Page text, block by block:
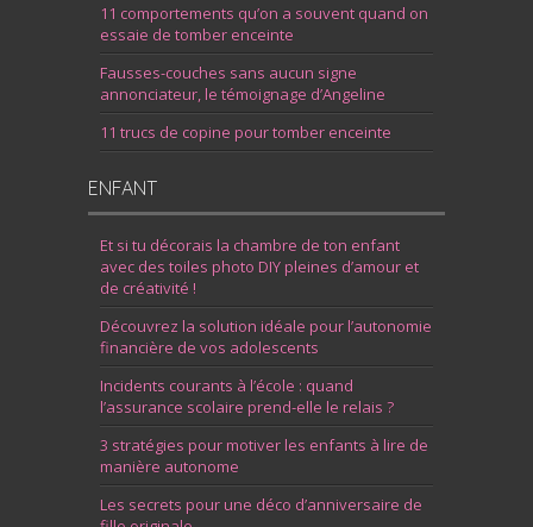
11 comportements qu’on a souvent quand on
essaie de tomber enceinte
Fausses-couches sans aucun signe
annonciateur, le témoignage d’Angeline
11 trucs de copine pour tomber enceinte
ENFANT
Et si tu décorais la chambre de ton enfant
avec des toiles photo DIY pleines d’amour et
de créativité !
Découvrez la solution idéale pour l’autonomie
financière de vos adolescents
Incidents courants à l’école : quand
l’assurance scolaire prend-elle le relais ?
3 stratégies pour motiver les enfants à lire de
manière autonome
Les secrets pour une déco d’anniversaire de